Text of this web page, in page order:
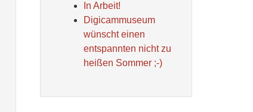
In Arbeit!
Digicammuseum
wünscht einen
entspannten nicht zu
heißen Sommer ;-)